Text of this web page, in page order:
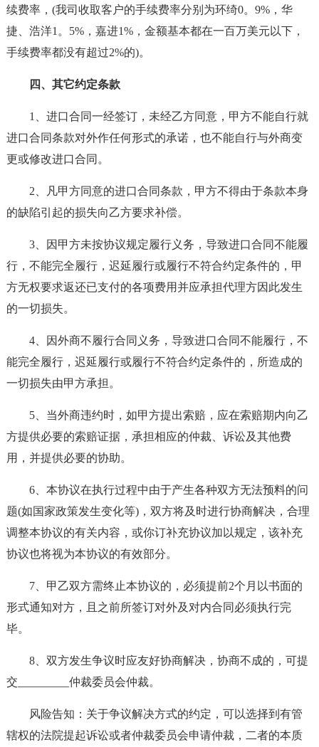
续费率，(我司收取客户的手续费率分别为环绮0。9%，华
捷、浩洋1。5%，嘉进1%，金额基本都在一百万美元以下，
手续费率都没有超过2%的)。
四、其它约定条款
1、进口合同一经签订，未经乙方同意，甲方不能自行就
进口合同条款对外作任何形式的承诺，也不能自行与外商变
更或修改进口合同。
2、凡甲方同意的进口合同条款，甲方不得由于条款本身
的缺陷引起的损失向乙方要求补偿。
3、因甲方未按协议规定履行义务，导致进口合同不能履
行，不能完全履行，迟延履行或履行不符合约定条件的，甲
方无权要求返还已支付的各项费用并应承担代理方因此发生
的一切损失。
4、因外商不履行合同义务，导致进口合同不能履行，不
能完全履行，迟延履行或履行不符合约定条件的，所造成的
一切损失由甲方承担。
5、当外商违约时，如甲方提出索赔，应在索赔期内向乙
方提供必要的索赔证据，承担相应的仲裁、诉讼及其他费
用，并提供必要的协助。
6、本协议在执行过程中由于产生各种双方无法预料的问
题(如国家政策发生变化等)，双方将及时进行协商解决，合理
调整本协议的有关内容，或你订补充协议加以规定，该补充
协议也将视为本协议的有效部分。
7、甲乙双方需终止本协议的，必须提前2个月以书面的
形式通知对方，且之前所签订对外及对内合同必须执行完
毕。
8、双方发生争议时应友好协商解决，协商不成的，可提
交_________仲裁委员会仲裁。
风险告知：关于争议解决方式的约定，可以选择到有管
辖权的法院提起诉讼或者仲裁委员会申请仲裁，二者的本质